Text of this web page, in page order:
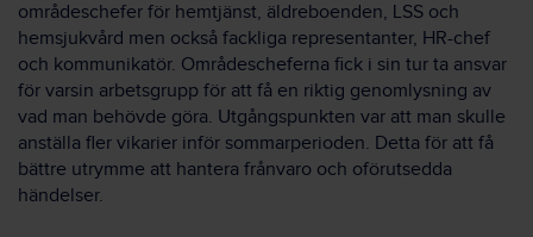
områdeschefer för hemtjänst, äldreboenden, LSS och
hemsjukvård men också fackliga representanter, HR-chef
och kommunikatör. Områdescheferna fick i sin tur ta ansvar
för varsin arbetsgrupp för att få en riktig genomlysning av
vad man behövde göra. Utgångspunkten var att man skulle
anställa fler vikarier inför sommarperioden. Detta för att få
bättre utrymme att hantera frånvaro och oförutsedda
händelser.